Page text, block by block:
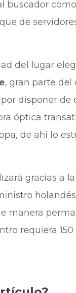
buscador
de
del lugar
, gran parte del
disponer de
óptica
de ahí lo
gracias a
manera
requiera